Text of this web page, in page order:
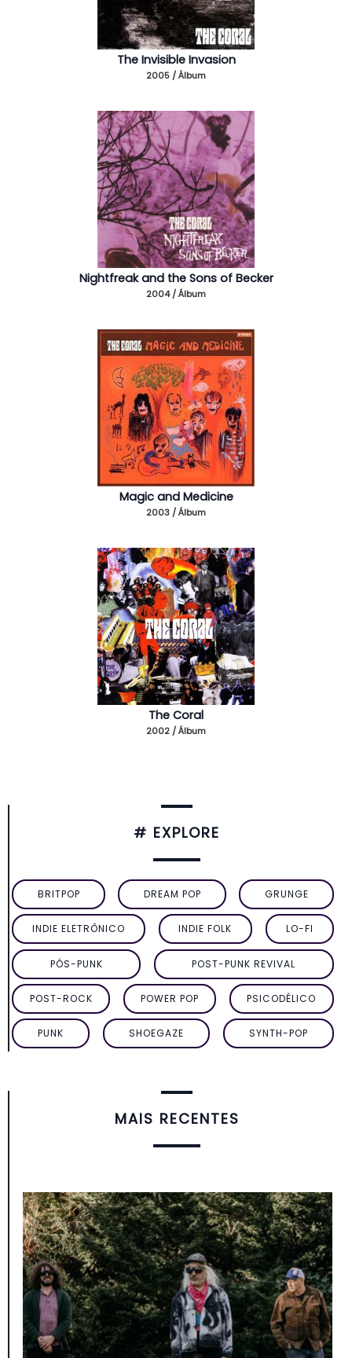
The Invisible Invasion
2005 / Álbum
Nightfreak and the Sons of Becker
2004 / Álbum
Magic and Medicine
2003 / Álbum
The Coral
2002 / Álbum
# EXPLORE
BRITPOP DREAM POP GRUNGE
INDIE ELETRÔNICO INDIE FOLK LO-FI
PÓS-PUNK POST-PUNK REVIVAL
POST-ROCK POWER POP PSICODÉLICO
PUNK SHOEGAZE SYNTH-POP
MAIS RECENTES